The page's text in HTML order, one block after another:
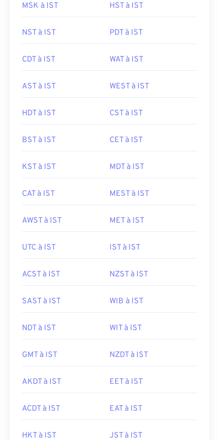
MSK à IST HST à IST
NST à IST PDT à IST
CDT à IST WAT à IST
AST à IST WEST à IST
HDT à IST CST à IST
BST à IST CET à IST
KST à IST MDT à IST
CAT à IST MEST à IST
AWST à IST MET à IST
UTC à IST IST à IST
ACST à IST NZST à IST
SAST à IST WIB à IST
NDT à IST WIT à IST
GMT à IST NZDT à IST
AKDT à IST EET à IST
ACDT à IST EAT à IST
HKT à IST JST à IST